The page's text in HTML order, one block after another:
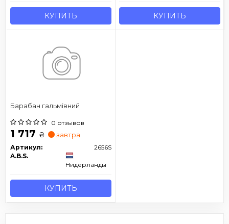
КУПИТЬ КУПИТЬ
Барабан гальмівний
0 отзывов
1 717 ₴ завтра
Артикул:
2656S
A.B.S.
Нидерланды
КУПИТЬ